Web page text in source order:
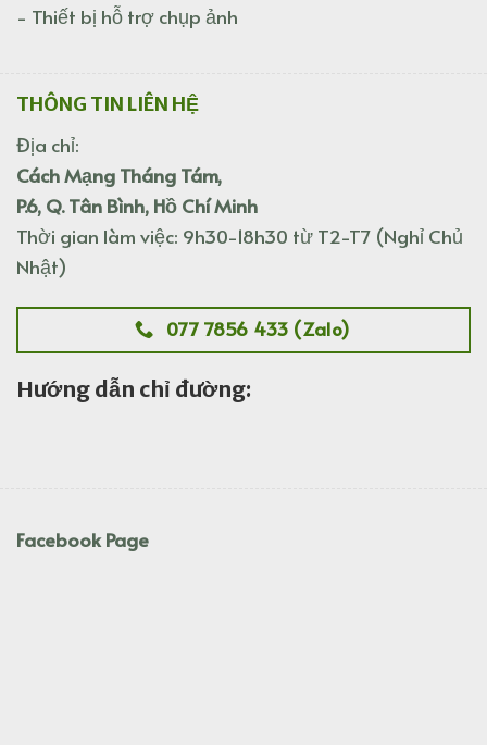
- Thiết bị hỗ trợ chụp ảnh
THÔNG TIN LIÊN HỆ
Địa chỉ:
Cách Mạng Tháng Tám,
P.6, Q. Tân Bình, Hồ Chí Minh
Thời gian làm việc: 9h30-18h30 từ T2-T7 (Nghỉ Chủ
Nhật)
077 7856 433 (Zalo)
Hướng dẫn chỉ đường:
Facebook Page